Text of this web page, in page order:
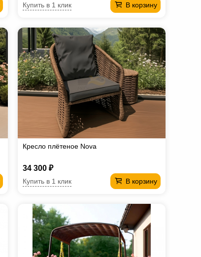
В корзину
Купить в 1 клик
Кресло плётеное Nova
34 300 ₽
В корзину
Купить в 1 клик